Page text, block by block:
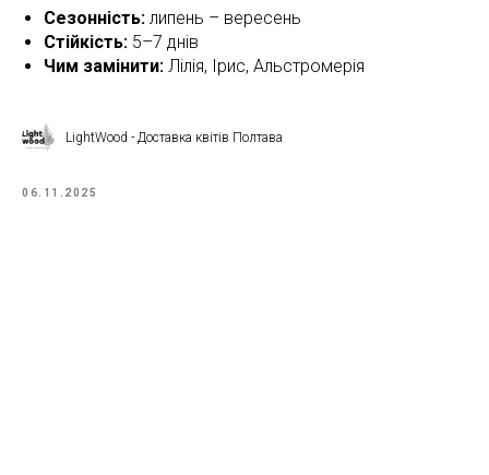
Сезонність: липень – вересень
Стійкість: 5–7 днів
Чим замінити: Лілія, Ірис, Альстромерія
LightWood - Доставка квітів Полтава
06.11.2025